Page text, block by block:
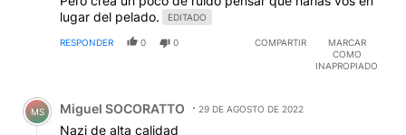
lugar del pelado.
EDITADO
RESPONDER 0 0 COMPARTIR
MARCAR
COMO
INAPROPIADO
Comentario de Miguel SOCORATTO.
MS Miguel SOCORATTO 29 DE AGOSTO DE 2022
Nazi de alta calidad